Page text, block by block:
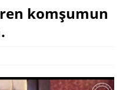
komşumun